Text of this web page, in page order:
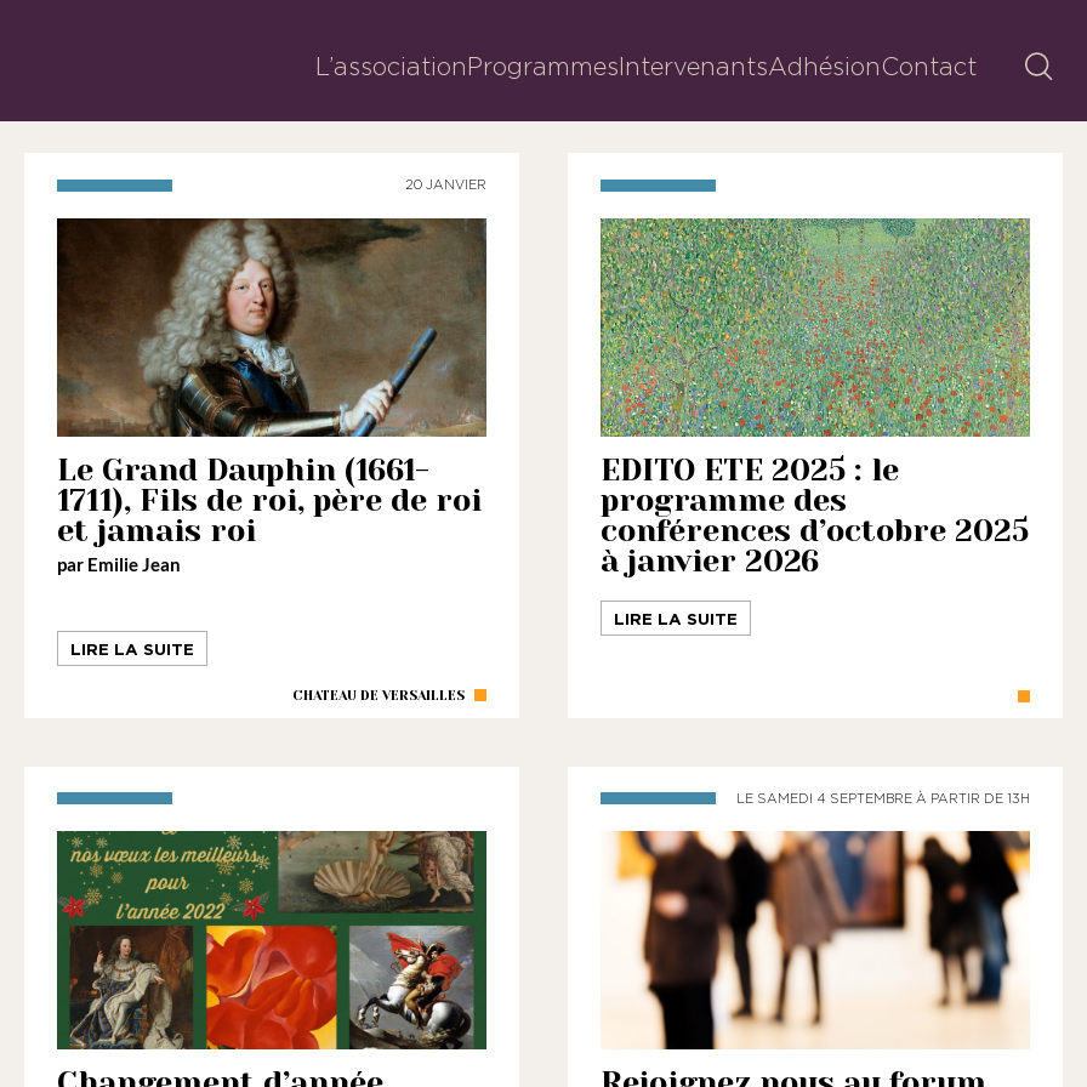
L’associationProgrammesIntervenantsAdhésionContact
20 JANVIER
Le Grand Dauphin (1661-
1711), Fils de roi, père de roi
et jamais roi
par Emilie Jean
LIRE LA SUITE
CHATEAU DE VERSAILLES
EDITO ETE 2025 : le
programme des
conférences d’octobre 2025
à janvier 2026
LIRE LA SUITE
LE SAMEDI 4 SEPTEMBRE À PARTIR DE 13H